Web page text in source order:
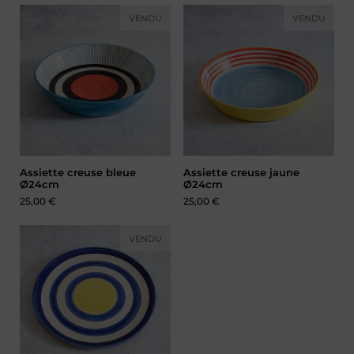
Assiette creuse bleue
Ø24cm
Prix :
25,00 €
VENDU
Assiette creuse jaune
Ø24cm
Prix :
25,00 €
VENDU
VENDU